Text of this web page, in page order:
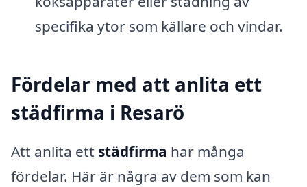
specifika ytor som källare och vindar.
Fördelar med att anlita ett
städfirma i Resarö
Att anlita ett städfirma har många
fördelar. Här är några av dem som kan